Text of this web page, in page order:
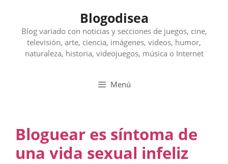
contenido
Blogodisea
Blog variado con noticias y secciones de juegos, cine,
televisión, arte, ciencia, imágenes, videos, humor,
naturaleza, historia, videojuegos, música o Internet
Menú
Bloguear es síntoma de
una vida sexual infeliz